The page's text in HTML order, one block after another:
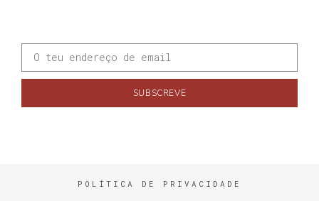
SUBSCREVE
POLÍTICA DE PRIVACIDADE